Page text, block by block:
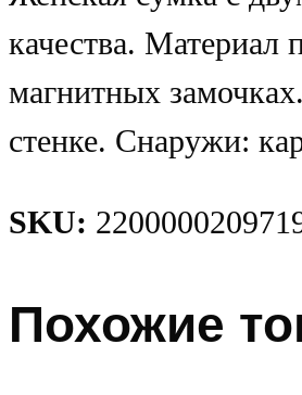
качества. Материал
магнитных
стенке. Снаружи:
SKU:
Похожие